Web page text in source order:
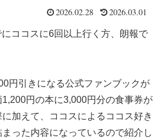
2026.02.28 2026.03.01
ココスに6回以上行く方、朗報で
円引きになる公式ファンブックが
円の本に3,000円分の食事券が
加えて、ココスによるココス好き
った内容になっているので紹介し